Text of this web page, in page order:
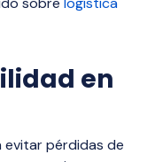
en
evitar pérdidas de